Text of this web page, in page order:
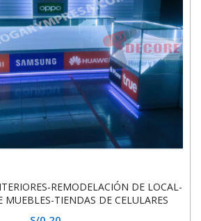
REMODELACIÓN DE LOCAL-
MUEBLES-TIENDAS DE CELULARES